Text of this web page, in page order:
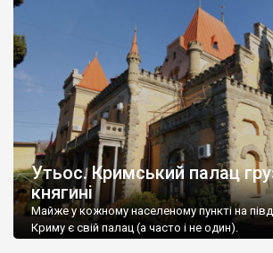
Утьос. Кримський палац
княгині
Майже у кожному населеному пункті на
Криму є свій палац (а часто і не один).